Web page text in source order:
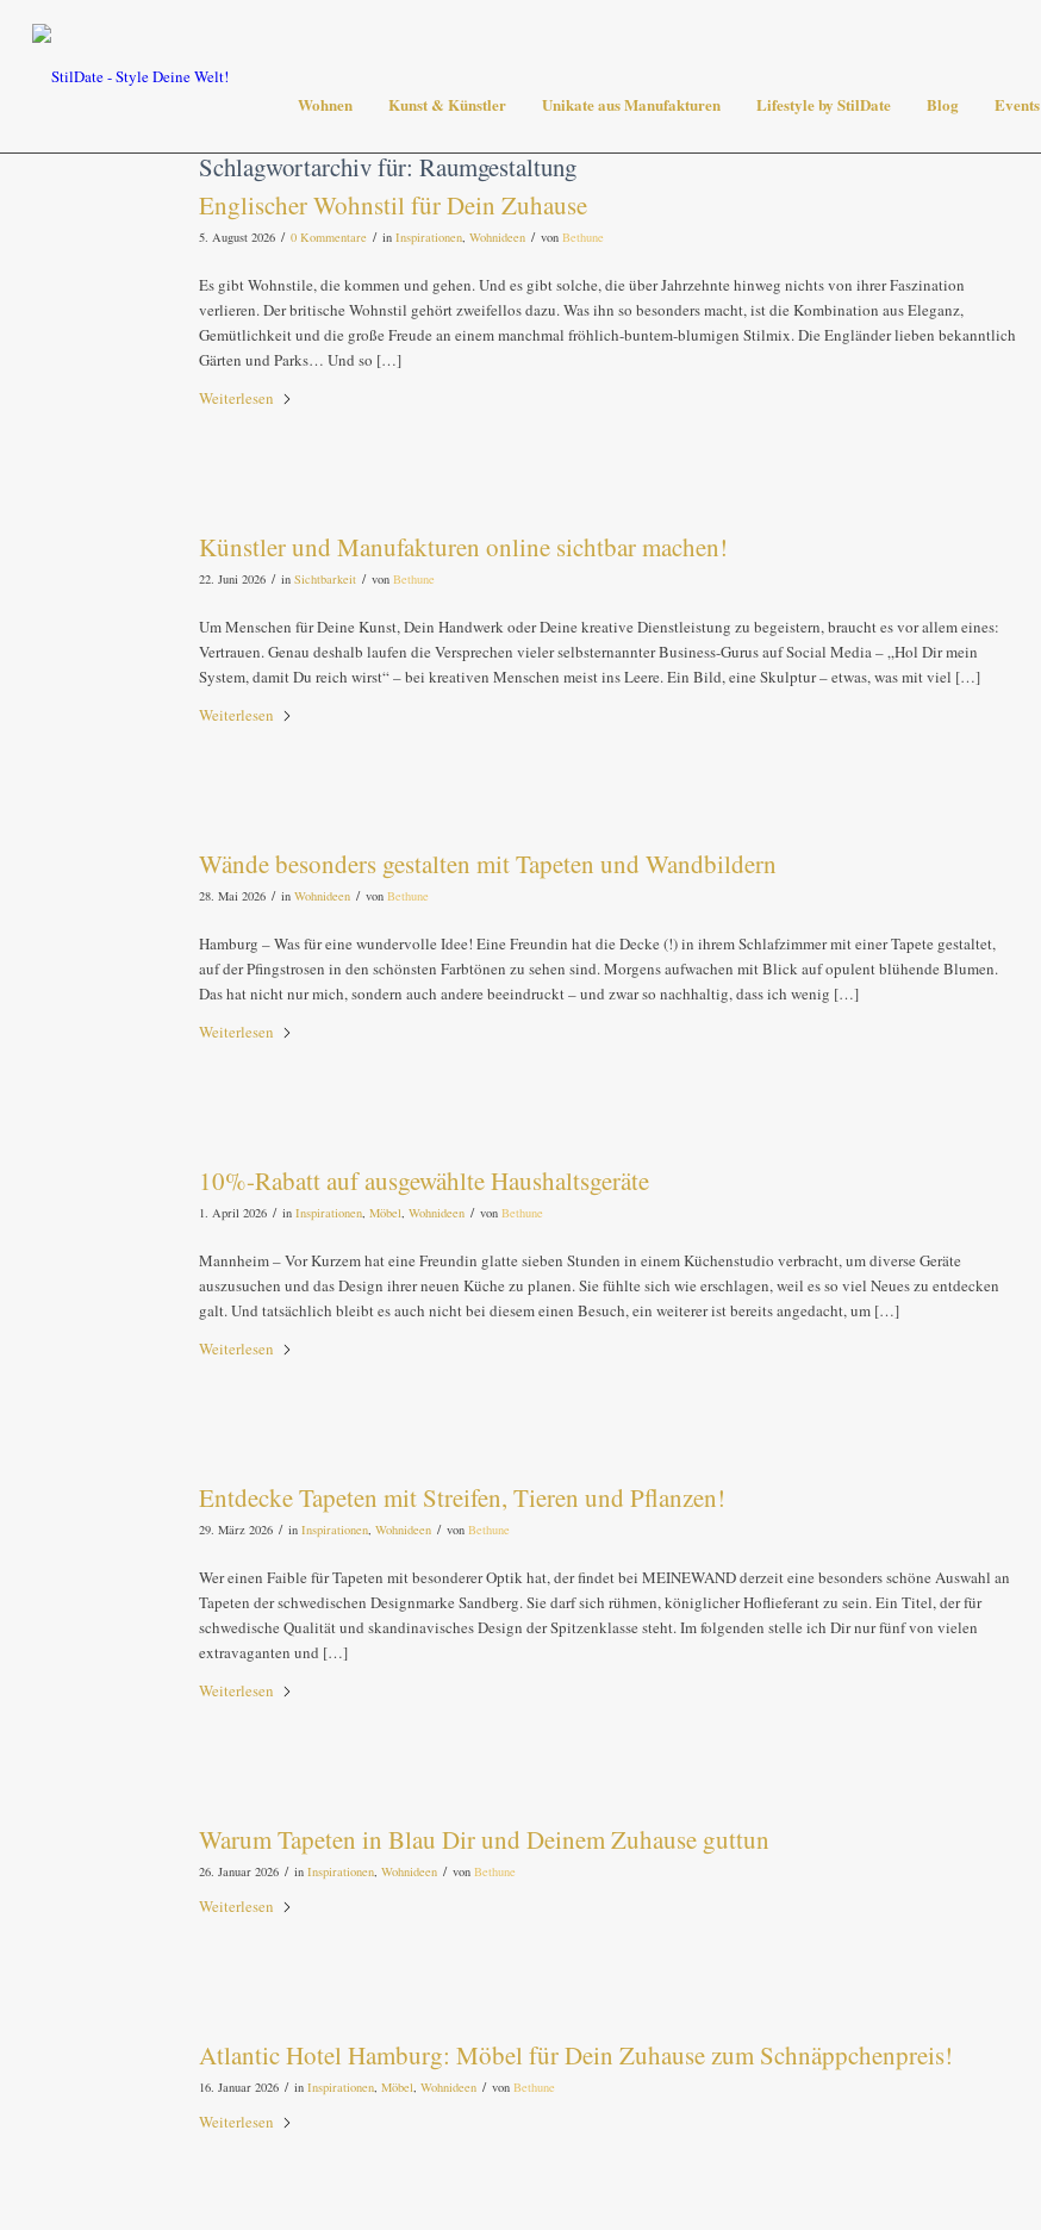
Wohnen Kunst & Künstler Unikate aus Manufakturen Lifestyle by StilDate Blog Events
Schlagwortarchiv für: Raumgestaltung
Englischer Wohnstil für Dein Zuhause
5. August 2026 / 0 Kommentare / in Inspirationen, Wohnideen / von Bethune
Es gibt Wohnstile, die kommen und gehen. Und es gibt solche, die über Jahrzehnte hinweg nichts von ihrer Faszination
verlieren. Der britische Wohnstil gehört zweifellos dazu. Was ihn so besonders macht, ist die Kombination aus Eleganz,
Gemütlichkeit und die große Freude an einem manchmal fröhlich-buntem-blumigen Stilmix. Die Engländer lieben bekanntlich
Gärten und Parks… Und so […]
Weiterlesen
Künstler und Manufakturen online sichtbar machen!
22. Juni 2026 / in Sichtbarkeit / von Bethune
Um Menschen für Deine Kunst, Dein Handwerk oder Deine kreative Dienstleistung zu begeistern, braucht es vor allem eines:
Vertrauen. Genau deshalb laufen die Versprechen vieler selbsternannter Business-Gurus auf Social Media – „Hol Dir mein
System, damit Du reich wirst“ – bei kreativen Menschen meist ins Leere. Ein Bild, eine Skulptur – etwas, was mit viel […]
Weiterlesen
Wände besonders gestalten mit Tapeten und Wandbildern
28. Mai 2026 / in Wohnideen / von Bethune
Hamburg – Was für eine wundervolle Idee! Eine Freundin hat die Decke (!) in ihrem Schlafzimmer mit einer Tapete gestaltet,
auf der Pfingstrosen in den schönsten Farbtönen zu sehen sind. Morgens aufwachen mit Blick auf opulent blühende Blumen.
Das hat nicht nur mich, sondern auch andere beeindruckt – und zwar so nachhaltig, dass ich wenig […]
Weiterlesen
10%-Rabatt auf ausgewählte Haushaltsgeräte
1. April 2026 / in Inspirationen, Möbel, Wohnideen / von Bethune
Mannheim – Vor Kurzem hat eine Freundin glatte sieben Stunden in einem Küchenstudio verbracht, um diverse Geräte
auszusuchen und das Design ihrer neuen Küche zu planen. Sie fühlte sich wie erschlagen, weil es so viel Neues zu entdecken
galt. Und tatsächlich bleibt es auch nicht bei diesem einen Besuch, ein weiterer ist bereits angedacht, um […]
Weiterlesen
Entdecke Tapeten mit Streifen, Tieren und Pflanzen!
29. März 2026 / in Inspirationen, Wohnideen / von Bethune
Wer einen Faible für Tapeten mit besonderer Optik hat, der findet bei MEINEWAND derzeit eine besonders schöne Auswahl an
Tapeten der schwedischen Designmarke Sandberg. Sie darf sich rühmen, königlicher Hoflieferant zu sein. Ein Titel, der für
schwedische Qualität und skandinavisches Design der Spitzenklasse steht. Im folgenden stelle ich Dir nur fünf von vielen
extravaganten und […]
Weiterlesen
Warum Tapeten in Blau Dir und Deinem Zuhause guttun
26. Januar 2026 / in Inspirationen, Wohnideen / von Bethune
Weiterlesen
Atlantic Hotel Hamburg: Möbel für Dein Zuhause zum Schnäppchenpreis!
16. Januar 2026 / in Inspirationen, Möbel, Wohnideen / von Bethune
Weiterlesen